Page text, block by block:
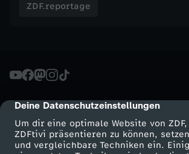
cmp-dialog-description
Deine Datenschutzeinstellungen
Um dir eine optimale Website von ZDF,
ZDFtivi präsentieren zu können,
und vergleichbare Techniken ein.
ZDF.reportage